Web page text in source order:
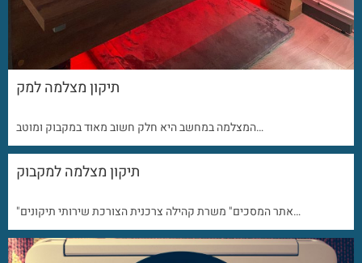
תיקון מצלמה למק
המצלמה במחשב היא חלק חשוב מאוד במקבוק ומוטב…
תיקון מצלמה למקבוק
"אתר המסכים" משרת קהילה צרכנית הצורכת שירותי תיקונים…